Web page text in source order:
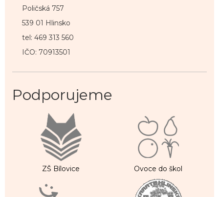
Poličská 757
539 01 Hlinsko
tel: 469 313 560
IČO: 70913501
Podporujeme
ZŠ Bílovice Ovoce do škol